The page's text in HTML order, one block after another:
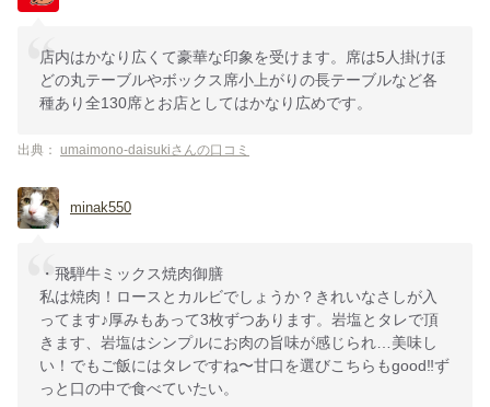
店内はかなり広くて豪華な印象を受けます。席は5人掛けほ
どの丸テーブルやボックス席小上がりの長テーブルなど各
種あり全130席とお店としてはかなり広めです。
出典： umaimono-daisukiさんの口コミ
minak550
・飛騨牛ミックス焼肉御膳
私は焼肉！ロースとカルビでしょうか？きれいなさしが入
ってます♪厚みもあって3枚ずつあります。岩塩とタレで頂
きます、岩塩はシンプルにお肉の旨味が感じられ…美味し
い！でもご飯にはタレですね〜甘口を選びこちらもgood‼︎ず
っと口の中で食べていたい。